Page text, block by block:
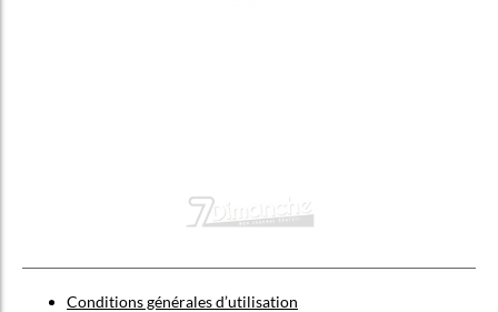
Conditions générales d’utilisation